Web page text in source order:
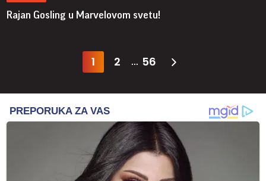
Rajan Gosling u Marvelovom svetu!
1 2 ... 56